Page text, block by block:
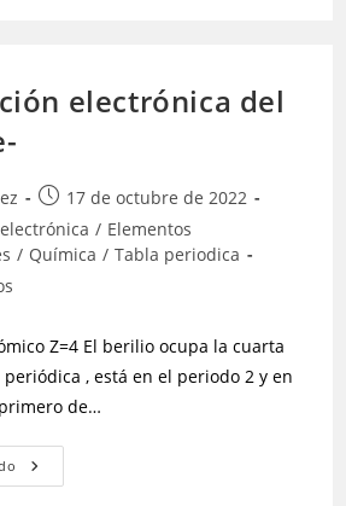
electrónica del
17 de octubre de 2022
/ Elementos
/ Química / Tabla periodica
Z=4 El berilio ocupa la cuarta
, está en el periodo 2 y en
de…